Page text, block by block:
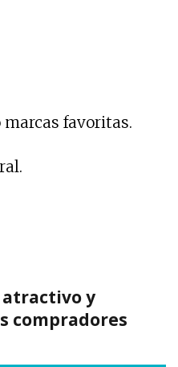
favoritas.
atractivo y
compradores